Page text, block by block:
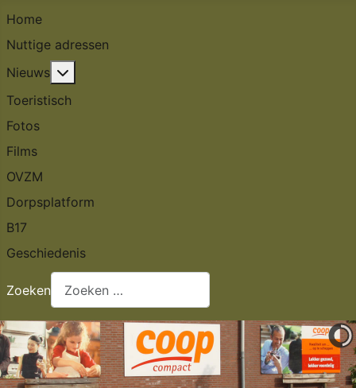
Home
Nuttige adressen
Nieuws
Toeristisch
Fotos
Films
OVZM
Dorpsplatform
B17
Geschiedenis
Zoeken